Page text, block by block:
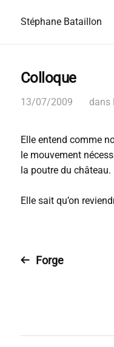
Stéphane Bataillon
Colloque
13/07/2009 dans
Elle entend comme
le mouvement
la poutre du château.
Elle sait qu’on
Forge